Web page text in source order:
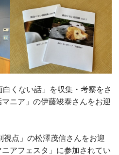
くない話」を収集・考察をさ
ニア」の伊藤竣泰さんをお迎
点」の松澤茂信さんをお迎
アフェスタ」に参加されてい